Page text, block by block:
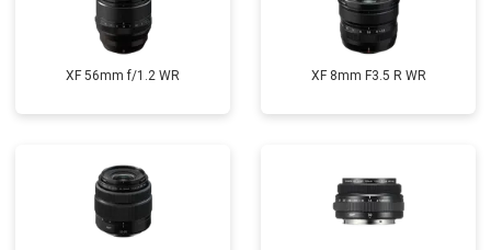
XF 56mm f/1.2 WR XF 8mm F3.5 R WR